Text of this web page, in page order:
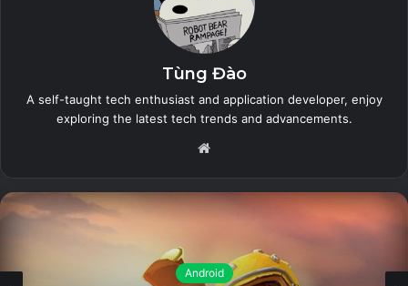
quảng cáo và tận hưởng việc sử dụng Psiphon Pro được tối
ưu hóa hơn nữa, VPN tốt nhất hiện có.
The Sims™ Mobile (Unlimited Money)
Tùng Đào
A self-taught tech enthusiast and application developer, enjoy
exploring the latest tech trends and advancements.
Android